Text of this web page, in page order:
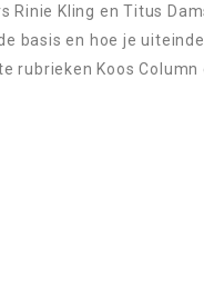
Kling en Titus
en hoe je
rubrieken Koos